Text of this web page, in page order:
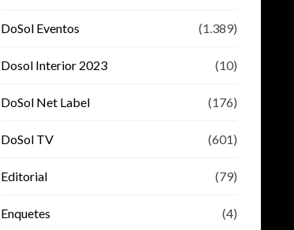
DoSol Eventos (1.389)
Dosol Interior 2023 (10)
DoSol Net Label (176)
DoSol TV (601)
Editorial (79)
Enquetes (4)